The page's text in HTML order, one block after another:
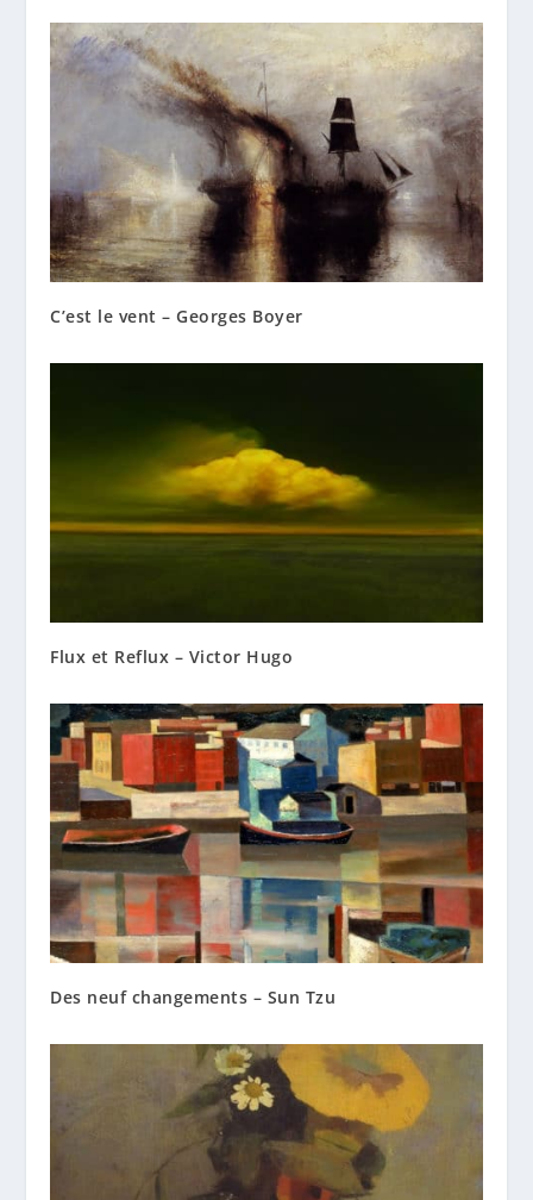
C’est le vent – Georges Boyer
Flux et Reflux – Victor Hugo
Des neuf changements – Sun Tzu